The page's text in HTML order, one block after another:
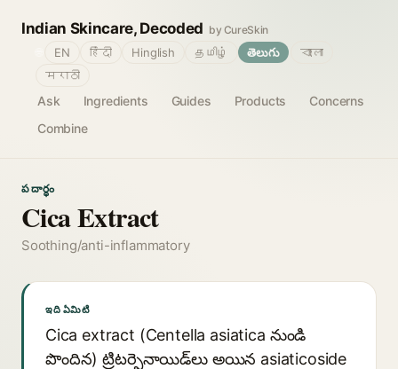
Indian Skincare, Decoded by CureSkin
Ask Ingredients Guides Products
Concerns
Combine
EN हिंदी Hinglish தமிழ் తెలుగు
বাংলা
मराठी
పదార్థం
Cica Extract
Soothing/anti-inflammatory
ఇది ఏమిటి
Cica extract (Centella asiatica నుండి
పొందిన) ట్రిటర్పెనాయిడ్‌లు అయిన asiaticoside